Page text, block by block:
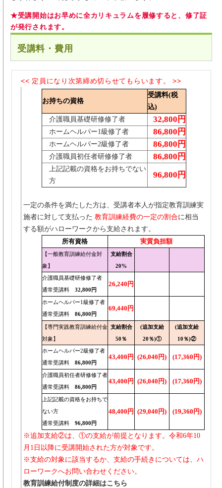
介護過
程Ⅲ
①
定
6月30日
(火)
開講決
定
7月28日
(火)
開講決
定
8月25日
開講決
定
9月29日
(火)
予定
10月27
日(火)
予定
医療的
ケア
11月24
予定
②
11月25
日(水)
予定
石橋文化
会館
地図等
石橋文化
会館
地図等
会館
地図等
石橋文化
石橋文化
★受講開始はお早めに全カリキュラムを履修すると、修了証
が発行されます。
受講料・費用
<< 定員になり次第締め切らせてもらいます。 >>
お持ちの資格
受講料(税
込)
介護職員基礎研修修了者
32,800円
ホームヘルパー1級修了者 86,800円
ホームヘルパー2級修了者 86,800円
介護職員初任者研修修了者 86,800円
上記記載の資格をお持ちでない
方
96,800円
一定の条件を満たした方は、受講者本人が指定教育訓練実
施者に対して支払った 教育訓練経費の一定の割合に相当
する額がハローワークから支給されます。
所有資格
実質負担額
【一般教育訓練給付金対
象】
支給割合
20%
介護職員基礎研修修了者
通常受講料 32,800円
26,240円
ホームヘルパー1級修了者
通常受講料 86,800円
69,440円
【専門実践教育訓練給付金
対象】
支給割合
50％
(追加支給
20％)①
(追加支給
10％)②
ホームヘルパー2級修了者
通常受講料 86,800円
43,400円 (26,040円) (17,360円)
介護職員初任者研修修了者
通常受講料 86,800円
43,400円 (26,040円) (17,360円)
上記記載の資格をお持ちで
ない方
通常受講料 96,800円
48,400円 (29,040円) (19,360円)
※追加支給②は、①の支給が前提となります。令和6年10
月1日以降に受講開始された方が対象です。
※支給の対象に該当するか、支給の手続きについては、ハ
ローワークへお問い合わせください。
教育訓練給付制度の詳細はこちら